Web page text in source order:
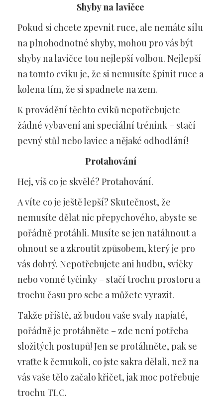
Shyby na lavičce
Pokud si chcete zpevnit ruce, ale nemáte sílu
na plnohodnotné shyby, mohou pro vás být
shyby na lavičce tou nejlepší volbou. Nejlepší
na tomto cviku je, že si nemusíte špinit ruce a
kolena tím, že si spadnete na zem.
K provádění těchto cviků nepotřebujete
žádné vybavení ani speciální trénink – stačí
pevný stůl nebo lavice a nějaké odhodlání!
Protahování
Hej, víš co je skvělé? Protahování.
A víte co je ještě lepší? Skutečnost, že
nemusíte dělat nic přepychového, abyste se
pořádně protáhli. Musíte se jen natáhnout a
ohnout se a zkroutit způsobem, který je pro
vás dobrý. Nepotřebujete ani hudbu, svíčky
nebo vonné tyčinky – stačí trochu prostoru a
trochu času pro sebe a můžete vyrazit.
Takže příště, až budou vaše svaly napjaté,
pořádně je protáhněte – zde není potřeba
složitých postupů! Jen se protáhněte, pak se
vraťte k čemukoli, co jste sakra dělali, než na
vás vaše tělo začalo křičet, jak moc potřebuje
trochu TLC.